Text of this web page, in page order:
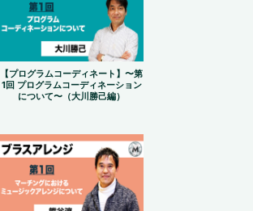
【プログラムコーディネート】〜第
1回 プログラムコーディネーション
について〜（大川勝己編）